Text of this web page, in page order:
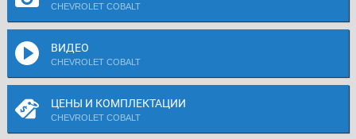
CHEVROLET COBALT
ВИДЕО
CHEVROLET COBALT
ЦЕНЫ И КОМПЛЕКТАЦИИ
CHEVROLET COBALT